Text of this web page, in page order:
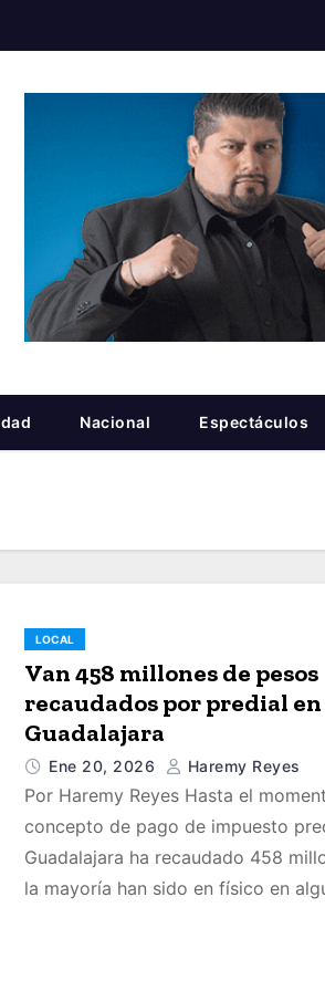
Nacional Espectáculos
LOCAL
Van 458 millones de pesos
recaudados por predial en
Guadalajara
Ene 20, 2026 Haremy Reyes
Por Haremy Reyes Hasta el
concepto de pago de impuesto
Guadalajara ha recaudado 458
la mayoría han sido en físico en